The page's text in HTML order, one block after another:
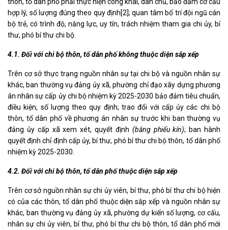
hợp lý, số lượng đúng theo quy định[2]; quan tâm bố trí đội ngũ cán
bộ trẻ, có trình độ, năng lực, uy tín, trách nhiệm tham gia chi ủy, bí
thư, phó bí thư chi bộ.
4.1. Đối với chi bộ thôn, tổ dân phố không thuộc diện sắp xếp
Trên cơ sở thực trạng nguồn nhân sự tại chi bộ và nguồn nhân sự
khác, ban thường vụ đảng ủy xã, phường chỉ đạo xây dựng phương
án nhân sự cấp ủy chi bộ nhiệm kỳ 2025-2030 bảo đảm tiêu chuẩn,
điều kiện, số lượng theo quy định; trao đổi với cấp ủy các chi bộ
thôn, tổ dân phố về phương án nhân sự trước khi ban thường vụ
đảng ủy cấp xã xem xét, quyết định (bằng phiếu kín); ban hành
quyết định chỉ định cấp ủy, bí thư, phó bí thư chi bộ thôn, tổ dân phố
nhiệm kỳ 2025-2030.
4.2. Đối với chi bộ thôn, tổ dân phố thuộc diện sắp xếp
Trên cơ sở nguồn nhân sự chi ủy viên, bí thư, phó bí thư chi bộ hiện
có của các thôn, tổ dân phố thuộc diện sắp xếp và nguồn nhân sự
khác, ban thường vụ đảng ủy xã, phường dự kiến số lượng, cơ cấu,
nhân sự chi ủy viên, bí thư, phó bí thư chi bộ thôn, tổ dân phố mới